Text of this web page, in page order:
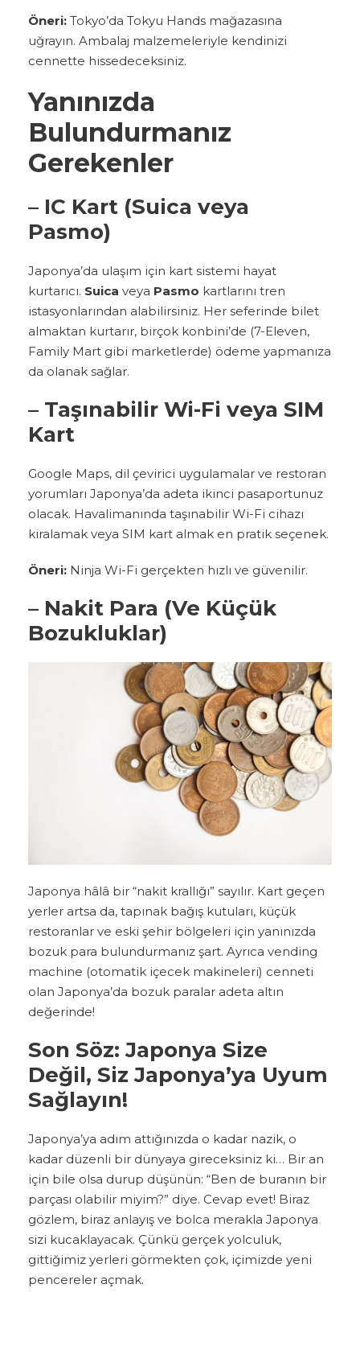
Öneri: Tokyo’da Tokyu Hands mağazasına
uğrayın. Ambalaj malzemeleriyle kendinizi
cennette hissedeceksiniz.
Yanınızda
Bulundurmanız
Gerekenler
– IC Kart (Suica veya
Pasmo)
Japonya’da ulaşım için kart sistemi hayat
kurtarıcı. Suica veya Pasmo kartlarını tren
istasyonlarından alabilirsiniz. Her seferinde bilet
almaktan kurtarır, birçok konbini’de (7-Eleven,
Family Mart gibi marketlerde) ödeme yapmanıza
da olanak sağlar.
– Taşınabilir Wi-Fi veya SIM
Kart
Google Maps, dil çevirici uygulamalar ve restoran
yorumları Japonya’da adeta ikinci pasaportunuz
olacak. Havalimanında taşınabilir Wi-Fi cihazı
kiralamak veya SIM kart almak en pratik seçenek.
Öneri: Ninja Wi-Fi gerçekten hızlı ve güvenilir.
– Nakit Para (Ve Küçük
Bozukluklar)
Japonya hâlâ bir “nakit krallığı” sayılır. Kart geçen
yerler artsa da, tapınak bağış kutuları, küçük
restoranlar ve eski şehir bölgeleri için yanınızda
bozuk para bulundurmanız şart. Ayrıca vending
machine (otomatik içecek makineleri) cenneti
olan Japonya’da bozuk paralar adeta altın
değerinde!
Son Söz: Japonya Size
Değil, Siz Japonya’ya Uyum
Sağlayın!
Japonya’ya adım attığınızda o kadar nazik, o
kadar düzenli bir dünyaya gireceksiniz ki… Bir an
için bile olsa durup düşünün: “Ben de buranın bir
parçası olabilir miyim?” diye. Cevap evet! Biraz
gözlem, biraz anlayış ve bolca merakla Japonya
sizi kucaklayacak. Çünkü gerçek yolculuk,
gittiğimiz yerleri görmekten çok, içimizde yeni
pencereler açmak.